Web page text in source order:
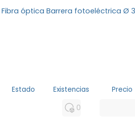
Estado Existencias Precio
0
Fibra óptica Barrera fotoeléctrica Ø